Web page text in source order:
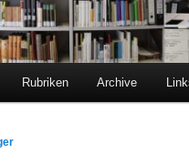
Rubriken Archive